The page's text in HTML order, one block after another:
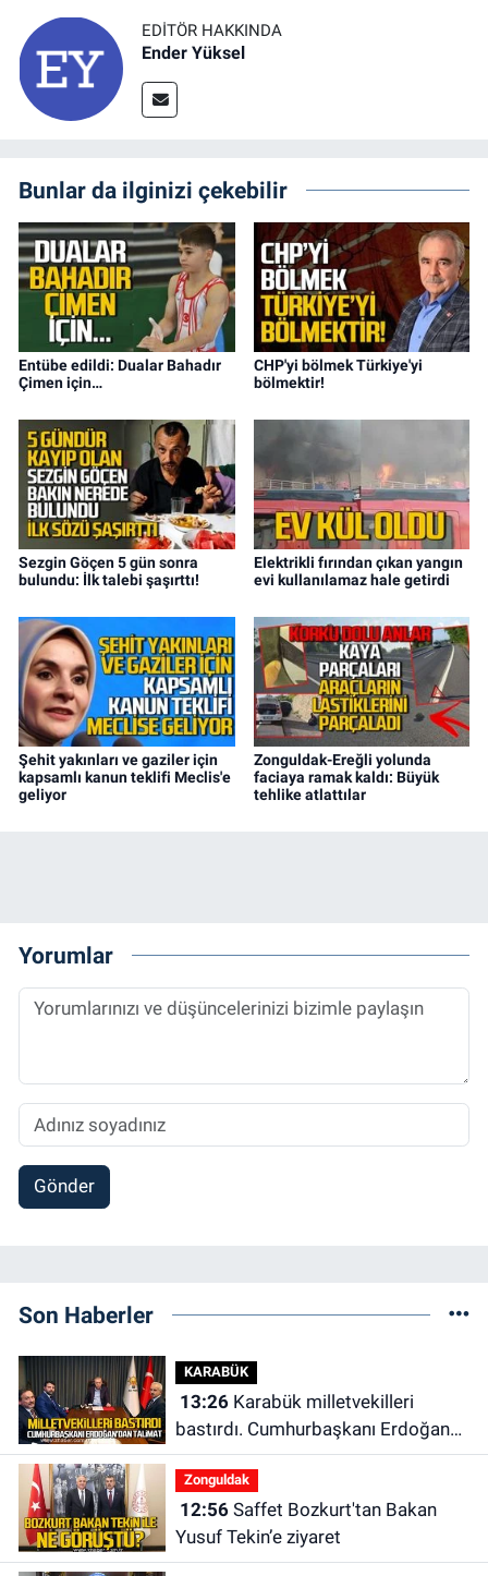
EDITÖR HAKKINDA
Ender Yüksel
Bunlar da ilginizi çekebilir
Entübe edildi: Dualar Bahadır
Çimen için…
CHP'yi bölmek Türkiye'yi
bölmektir!
Sezgin Göçen 5 gün sonra
bulundu: İlk talebi şaşırttı!
Elektrikli fırından çıkan yangın
evi kullanılamaz hale getirdi
Şehit yakınları ve gaziler için
kapsamlı kanun teklifi Meclis'e
geliyor
Zonguldak-Ereğli yolunda
faciaya ramak kaldı: Büyük
tehlike atlattılar
Yorumlar
Gönder
Son Haberler
KARABÜK
13:26Karabük milletvekilleri
bastırdı. Cumhurbaşkanı Erdoğan
talimat verdi
Zonguldak
12:56Saffet Bozkurt'tan Bakan
Yusuf Tekin’e ziyaret